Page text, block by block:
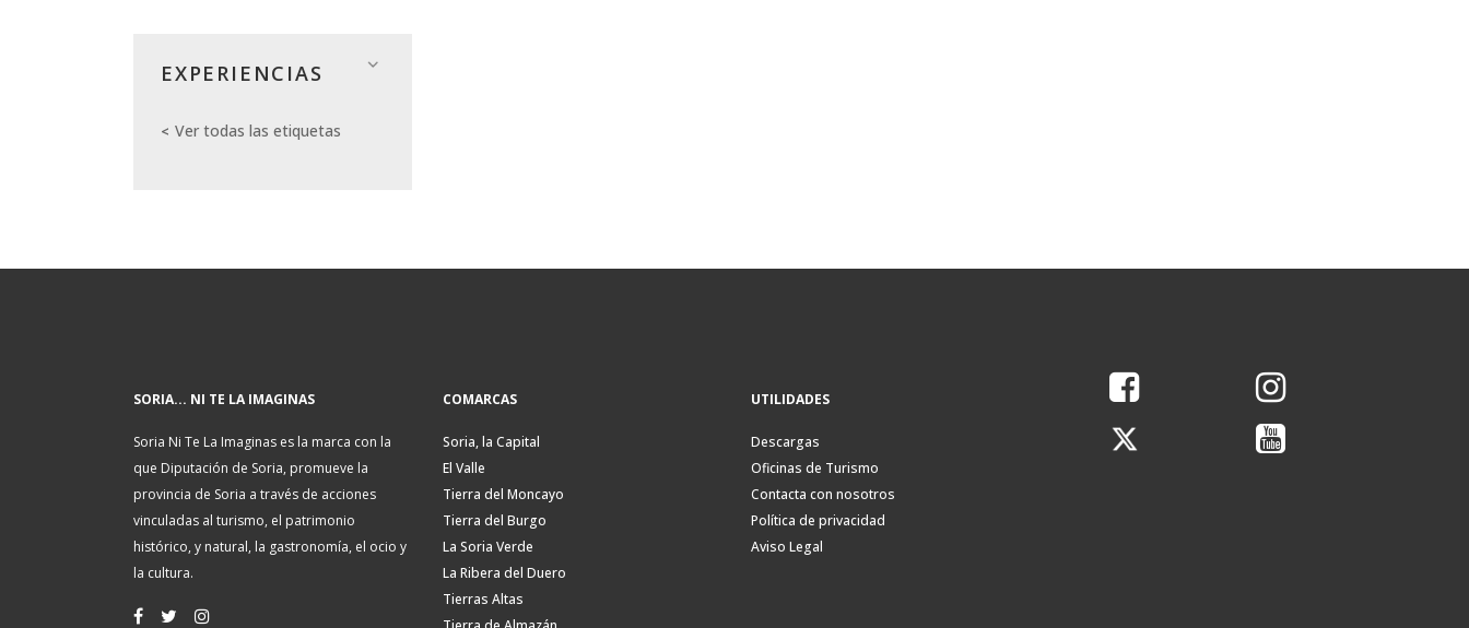
EXPERIENCIAS
Ver todas las etiquetas
SORIA... NI TE LA IMAGINAS
Soria Ni Te La Imaginas es la marca con la
que Diputación de Soria, promueve la
provincia de Soria a través de acciones
vinculadas al turismo, el patrimonio
histórico, y natural, la gastronomía, el ocio y
la cultura.
COMARCAS
Soria, la Capital
El Valle
Tierra del Moncayo
Tierra del Burgo
La Soria Verde
La Ribera del Duero
Tierras Altas
UTILIDADES
Descargas
Oficinas de Turismo
Contacta con nosotros
Política de privacidad
Aviso Legal